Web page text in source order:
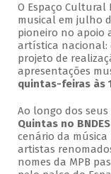
O Espaço Cultural
musical em julho
pioneiro no apoio
artística nacional:
projeto de
apresentações
quintas-feiras às
Ao longo dos seus
Quintas no BNDES
cenário da
artistas
nomes da MPB